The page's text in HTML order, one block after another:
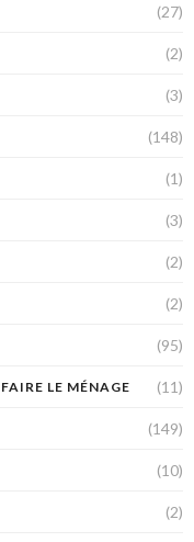
(27)
(2)
(3)
(148)
(1)
(3)
(2)
(2)
(95)
LE MÉNAGE (11)
(149)
(10)
(2)